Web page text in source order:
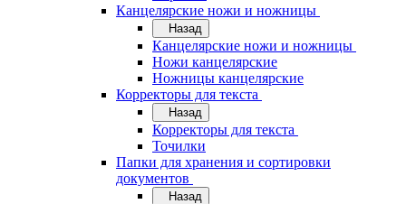
Канцелярские ножи и ножницы
Назад
Канцелярские ножи и ножницы
Ножи канцелярские
Ножницы канцелярские
Корректоры для текста
Назад
Корректоры для текста
Точилки
Папки для хранения и сортировки
документов
Назад